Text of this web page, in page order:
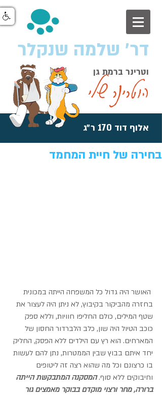
וטרינר ברמת גן
אלוף דוד 170 ר״ג
דר׳ שלמה שנקלר
הוטרינר שלי
בחירה של חיית המחמד
האושר היה גדול כל המשפחה הייתה במכונית
בחזרה מהביקור בקיבוץ, לא ניתן היה לעצור את
שטף המילים, כולם החליפו חוויות, וללא ספק
כוכב הטיול היה שון, כלב הלברדור החסון של
המארחים. הוא רץ עם הילדים ללא הפסק, החליק
יחד איתם בבוץ שבין הממטרות, נתן להם לעשות
בו כרצונם וכל מה שהוא רצה זה ליטופים
וחיבוקים ללא סוף. המסקנה המתבקשת הייתה
ברורה, מחר ורצוי מוקדם בבוקר מאמצים גור